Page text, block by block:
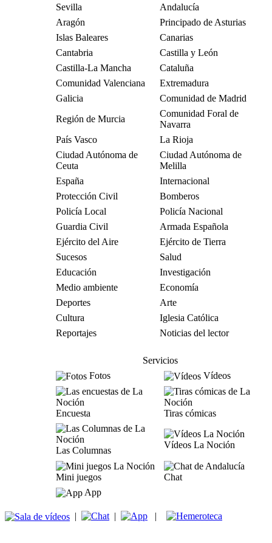
Sevilla
Andalucía
Aragón
Principado de Asturias
Islas Baleares
Canarias
Cantabria
Castilla y León
Castilla-La Mancha
Cataluña
Comunidad Valenciana
Extremadura
Galicia
Comunidad de Madrid
Región de Murcia
Comunidad Foral de
Navarra
País Vasco
La Rioja
Ciudad Autónoma de
Ceuta
Ciudad Autónoma de
Melilla
España
Internacional
Protección Civil
Bomberos
Policía Local
Policía Nacional
Guardia Civil
Armada Española
Ejército del Aire
Ejército de Tierra
Sucesos
Salud
Educación
Investigación
Medio ambiente
Economía
Deportes
Arte
Cultura
Iglesia Católica
Reportajes
Noticias del lector
Servicios
Fotos
Vídeos
Encuesta Tiras cómicas
Las Columnas
Vídeos La Noción
Mini juegos
Chat
App
| | |